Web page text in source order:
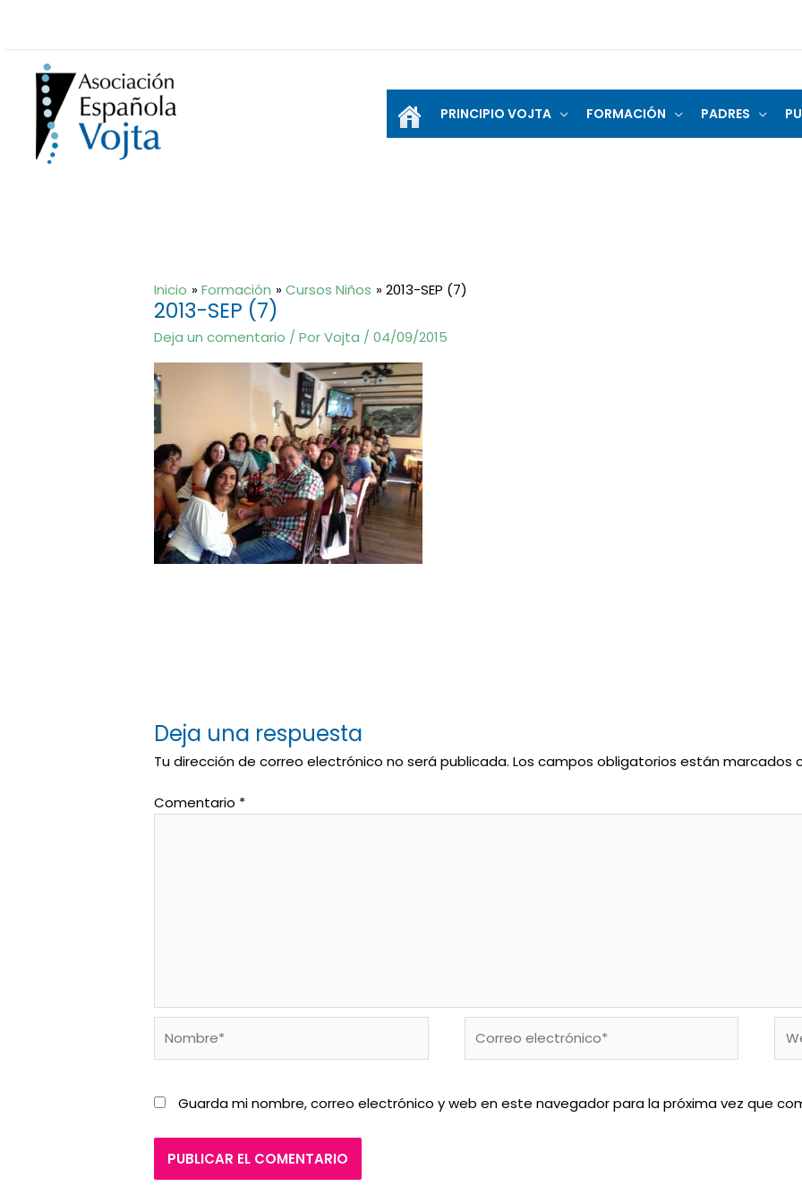
PRINCIPIO VOJTA FORMACIÓN PADRES
Inicio Formación Cursos Niños 2013-SEP (7)
2013-SEP (7)
Deja un comentario / PorVojta /04/09/2015
Deja una respuesta
Tu dirección de correo electrónico no será publicada. Los campos obligatorios están marcados
Comentario *
electrónico*
Guarda mi nombre, correo electrónico y web en este navegador para la próxima vez que